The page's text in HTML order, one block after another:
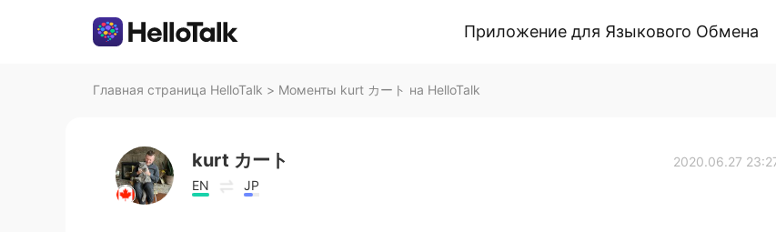
Приложение для Языкового Обмена
Главная страница HelloTalk > Моменты kurt カート на HelloTalk
kurt カート
EN JP
2020.06.27